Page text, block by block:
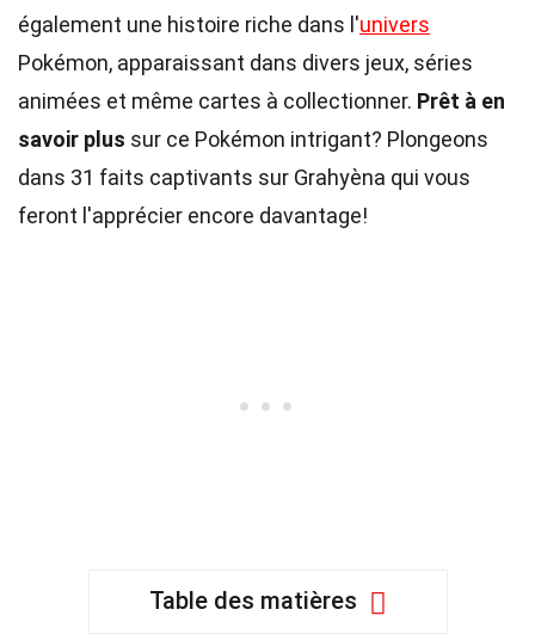
également une histoire riche dans l'univers
Pokémon, apparaissant dans divers jeux, séries
animées et même cartes à collectionner. Prêt à en
savoir plus sur ce Pokémon intrigant? Plongeons
dans 31 faits captivants sur Grahyèna qui vous
feront l'apprécier encore davantage!
Table des matières